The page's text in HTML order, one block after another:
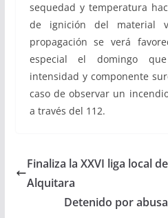
sequedad y temperatura
de ignición del material
propagación se verá
especial el domingo
intensidad y componente
caso de observar un
a través del 112.
Finaliza la XXVI liga local
Alquitara
Detenido por